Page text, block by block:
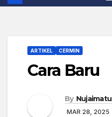
ARTIKEL CERMIN
Cara Baru
By
MAR 28, 2025